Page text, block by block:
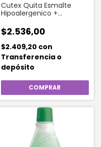
Cutex Quita Esmalte
Hipoalergenico +
$2.536,00
$2.409,20 con
Transferencia o
depósito